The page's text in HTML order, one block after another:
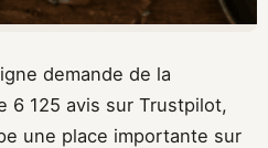
demande de la
6 125 avis sur Trustpilot,
une place importante sur